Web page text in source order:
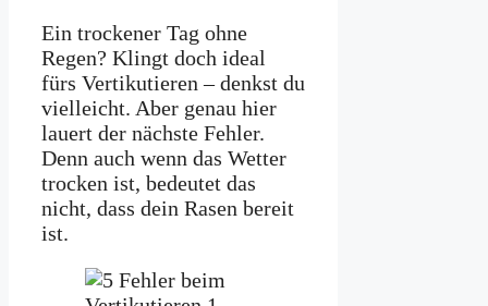
Ein trockener Tag ohne
Regen? Klingt doch ideal
fürs Vertikutieren – denkst du
vielleicht. Aber genau hier
lauert der nächste Fehler.
Denn auch wenn das Wetter
trocken ist, bedeutet das
nicht, dass dein Rasen bereit
ist.